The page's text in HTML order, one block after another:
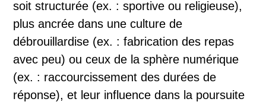
soit structurée (ex. : sportive ou religieuse),
plus ancrée dans une culture de
débrouillardise (ex. : fabrication des repas
avec peu) ou ceux de la sphère numérique
(ex. : raccourcissement des durées de
réponse), et leur influence dans la poursuite